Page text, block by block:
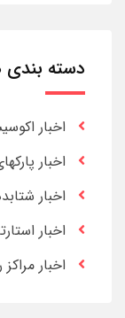
دسته بندی
اخبار
اخبار
اخبار
اخبار
اخبار